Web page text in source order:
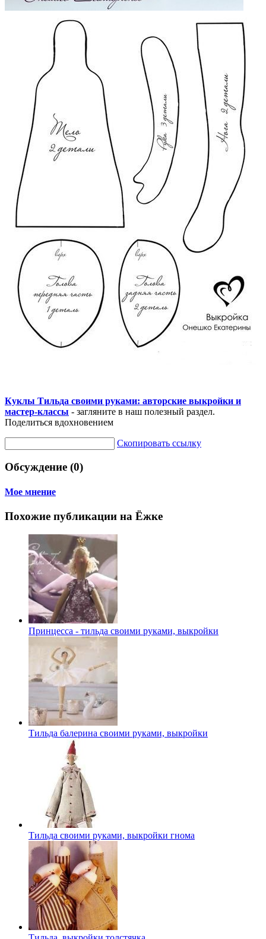
Куклы Тильда своими руками: авторские выкройки и
мастер-классы - загляните в наш полезный раздел.
Поделиться вдохновением
Скопировать ссылку
Обсуждение (0)
Мое мнение
Похожие публикации на Ёжке
Принцесса - тильда своими руками, выкройки
Тильда балерина своими руками, выкройки
Тильда своими руками, выкройки гнома